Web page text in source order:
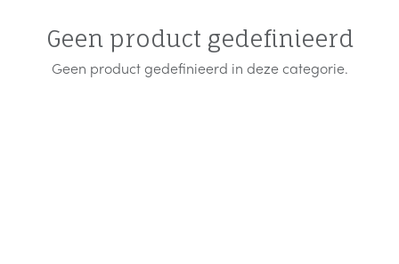
Geen product gedefinieerd
Geen product gedefinieerd in deze categorie.